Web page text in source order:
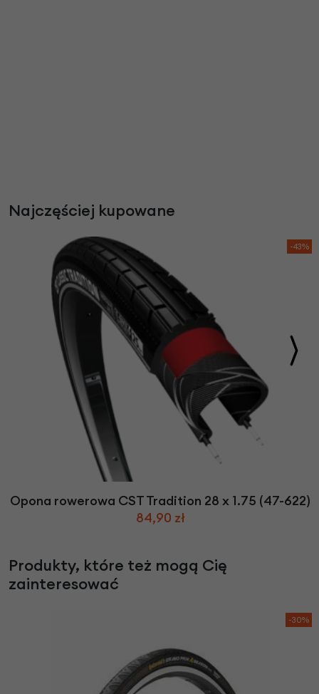
Najczęściej kupowane
-43%
Opona rowerowa CST Tradition 28 x 1.75 (47-622)
84,90 zł
Produkty, które też mogą Cię
zainteresować
-30%